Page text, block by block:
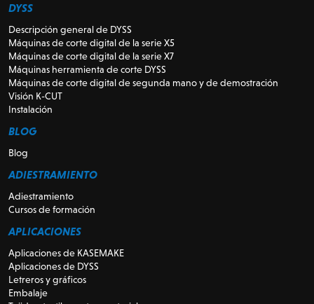
DYSS
Descripción general de DYSS
Máquinas de corte digital de la serie X5
Máquinas de corte digital de la serie X7
Máquinas herramienta de corte DYSS
Máquinas de corte digital de segunda mano y de demostración
Visión K-CUT
Instalación
BLOG
Blog
ADIESTRAMIENTO
Adiestramiento
Cursos de formación
APLICACIONES
Aplicaciones de KASEMAKE
Aplicaciones de DYSS
Letreros y gráficos
Embalaje